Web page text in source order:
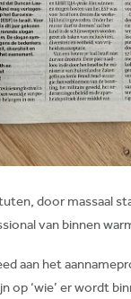
door massaal
van binnen
aan het
‘wie’ er wordt